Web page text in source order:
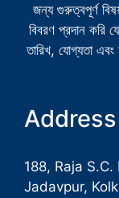
জন্য গুরুত্বপূর্ণ
বিবরণ প্রদান করি
তারিখ, যোগ্যতা
Address
188, Raja S.C.
Jadavpur,